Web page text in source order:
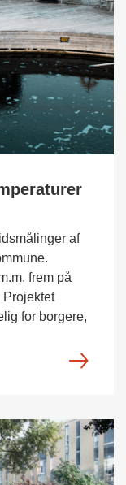
af
frem på
for borgere,